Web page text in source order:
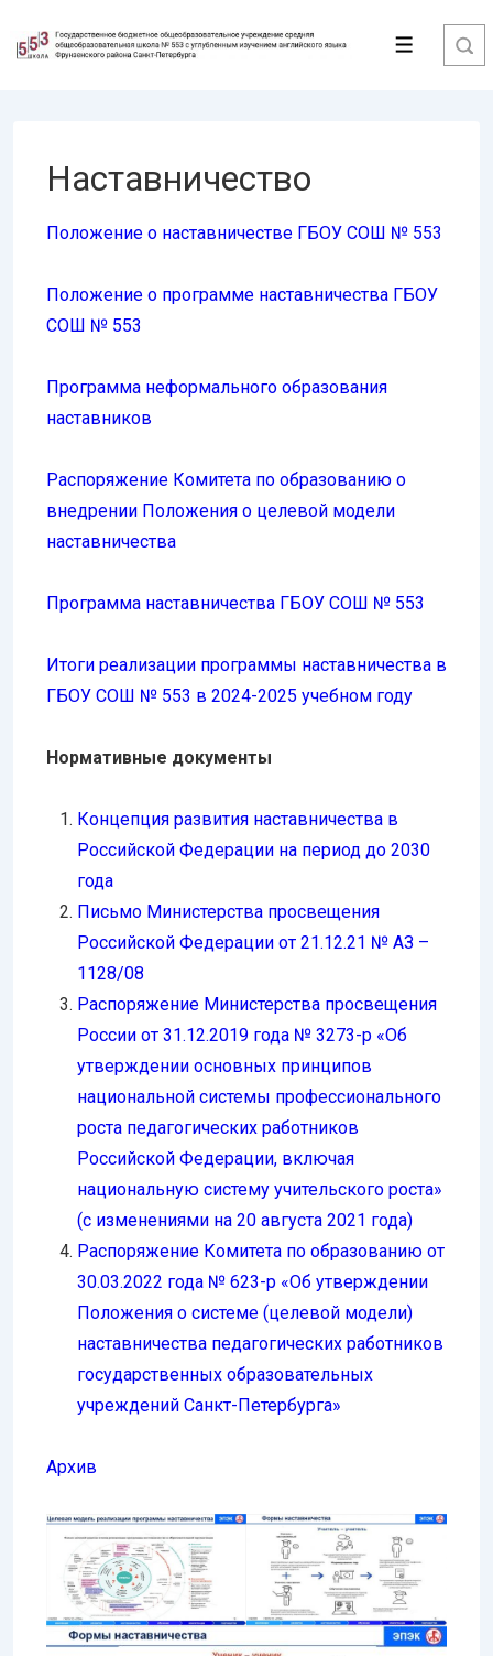
Перейти
Меню
Наставничество
Положение о наставничестве ГБОУ СОШ № 553
Положение о программе наставничества ГБОУ
СОШ № 553
Программа неформального образования
наставников
Распоряжение Комитета по образованию о
внедрении Положения о целевой модели
наставничества
Программа наставничества ГБОУ СОШ № 553
Итоги реализации программы наставничества в
ГБОУ СОШ № 553 в 2024-2025 учебном году
Нормативные документы
Концепция развития наставничества в
Российской Федерации на период до 2030
года
Письмо Министерства просвещения
Российской Федерации от 21.12.21 № АЗ –
1128/08
Распоряжение Министерства просвещения
России от 31.12.2019 года № 3273-р «Об
утверждении основных принципов
национальной системы профессионального
роста педагогических работников
Российской Федерации, включая
национальную систему учительского роста»
(с изменениями на 20 августа 2021 года)
Распоряжение Комитета по образованию от
30.03.2022 года № 623-р «Об утверждении
Положения о системе (целевой модели)
наставничества педагогических работников
государственных образовательных
учреждений Санкт-Петербурга»
Архив